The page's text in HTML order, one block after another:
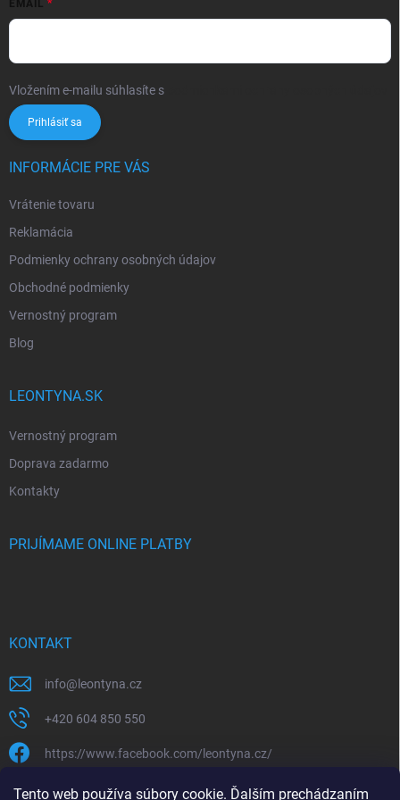
Tento web používa súbory cookie. Ďalším prechádzaním
EMAIL
Vložením e-mailu súhlasíte s
Prihlásiť sa
INFORMÁCIE PRE VÁS
Vrátenie tovaru
Reklamácia
Podmienky ochrany osobných údajov
Obchodné podmienky
Vernostný program
Blog
LEONTYNA.SK
Vernostný program
Doprava zadarmo
Kontakty
PRIJÍMAME ONLINE PLATBY
KONTAKT
info@ leontyna.cz
+420 604 850 550
https://www.facebook.com/leontyna.cz/
leontyna.cz